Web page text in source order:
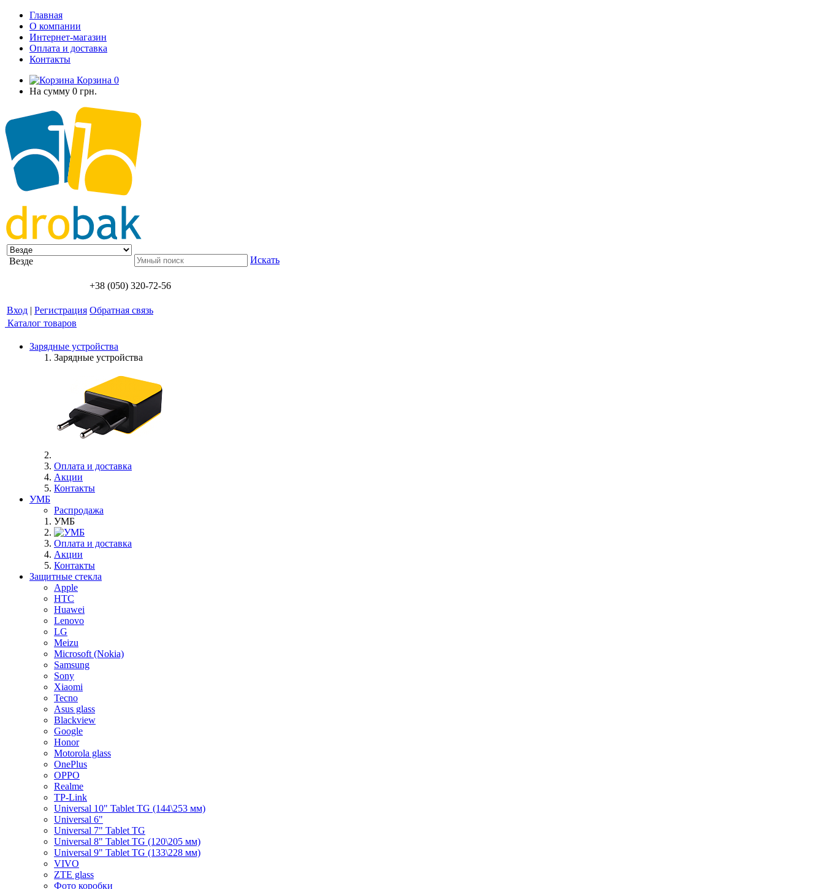
Главная
О компании
Интернет-магазин
Оплата и доставка
Контакты
Корзина 0
На сумму 0 грн.
Везде Искать
+38 (050) 320-72-56
Вход | Регистрация Обратная связь
Каталог товаров
Зарядные устройства
Зарядные устройства
Оплата и доставка
Акции
Контакты
УМБ
Распродажа
УМБ
Оплата и доставка
Акции
Контакты
Защитные стекла
Apple
HTC
Huawei
Lenovo
LG
Meizu
Microsoft (Nokia)
Samsung
Sony
Xiaomi
Tecno
Asus glass
Blackview
Google
Honor
Motorola glass
OnePlus
OPPO
Realme
TP-Link
Universal 10" Tablet TG (144\253 мм)
Universal 6"
Universal 7" Tablet TG
Universal 8" Tablet TG (120\205 мм)
Universal 9" Tablet TG (133\228 мм)
VIVO
ZTE glass
Фото коробки